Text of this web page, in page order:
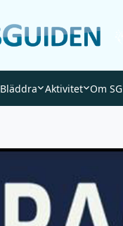
Bläddra Aktivitet Om SG